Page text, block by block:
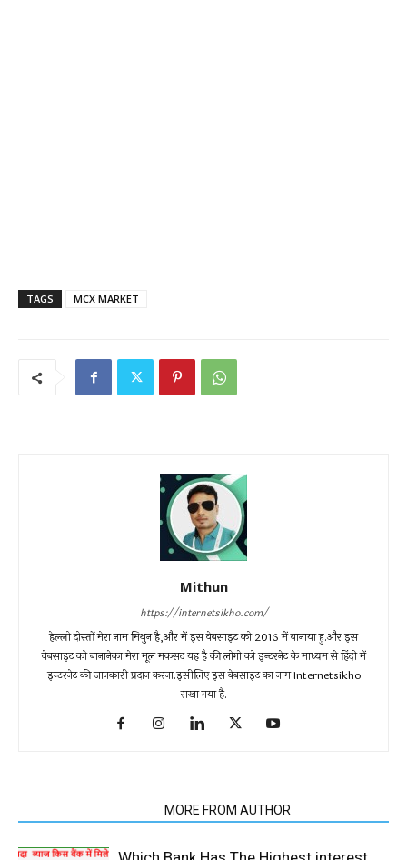
TAGS MCX MARKET
Mithun
https://internetsikho.com/
हेल्लो दोस्तों मेरा नाम मिथुन है,और में इस वेबसाइट को 2016 में बानाया हु.और इस
वेबसाइट को बानानेका मेरा मूल मकसद यह है की लोगो को इन्टरनेट के माध्यम से हिंदी में
इन्टरनेट की जानकारी प्रदान करना.इसीलिए इस वेबसाइट का नाम Internetsikho
राखा गया है.
MORE FROM AUTHOR